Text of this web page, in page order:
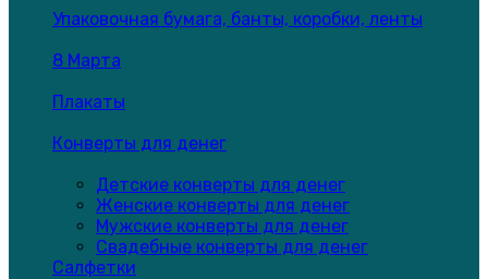
Упаковочная бумага, банты, коробки, ленты
8 Марта
Плакаты
Конверты для денег
Детские конверты для денег
Женские конверты для денег
Мужские конверты для денег
Свадебные конверты для денег
Салфетки